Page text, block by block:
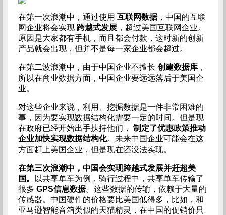
在第一次浪潮中，通过使用 互联网数据，中国的互联
网企业将会实现 跨越式发展，超过美国互联网企业。
原因是大家都有手机，而且都会付款，这时新的创新
产品就会出现，但并不是每一家企业都会超过。
在第二波浪潮中，由于中国企业不擅长 创建数据库，
所以在商业数据方面，中国企业要远远落后于美国企
业。
对这些企业来说，利用、挖掘数据是一件非常困难的
事，因为要实现数据结构化需要一定的时间。但是现
在政府已经开始出手扶持他们， 制定了优惠政策推动
企业加快实现数据结构化。未来中国企业可能会在这
方面赶上美国企业，但是现在还没法实现。
在第三次浪潮中，中国会实现跨越式发展并赶超美
国。
以共享单车为例，骑行过程中，共享单车传输了
很多 GPS信息数据。这些数据的传输，依赖于大量的
传感器。中国硬件的价格要比美国低得多，比如，和
亚马逊智能音箱类似的天猫精灵，在中国的促销价只